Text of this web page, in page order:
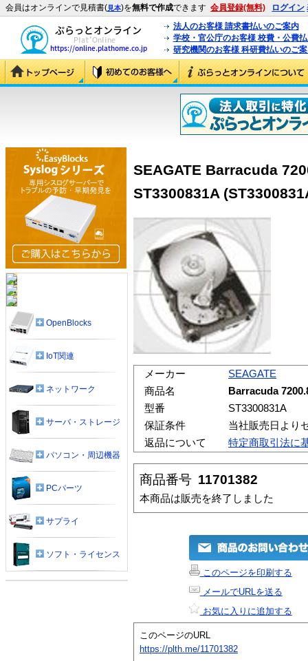
会員はオンラインで見積書(見本)を無料で作成できます 会員登録(無料) ログイン
法人のお客様 請求書払いのご案内
学校・官公庁のお客様 校費・公費
研究機関のお客様 科研費払いのご
SEAGATE Barracuda
ST3300831A
メーカー
SEAGATE
商品名
Barracuda
型番
ST3300831A
保証条件
当社販売日より
返品について
特定商取引法に
商品番号 11701382
本商品は販売を終了しました
このページを印刷する
メールでURLを送る
お気に入りに追加する
このページのURL
https://plth.me/11701382
OpenBlocks
IoT関連
ネットワーク
サーバ・ストレージ
パソコン・周辺機器
PCパーツ
サプライ
ソフト・ライセンス